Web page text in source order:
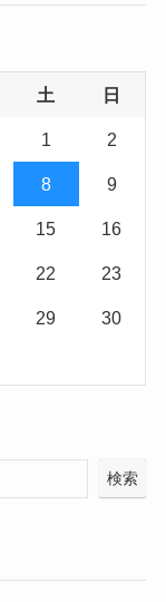
土 日
1 2
8 9
15 16
22 23
29 30
検索